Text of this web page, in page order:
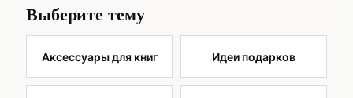
Выберите тему
Аксессуары для книг Идеи подарков